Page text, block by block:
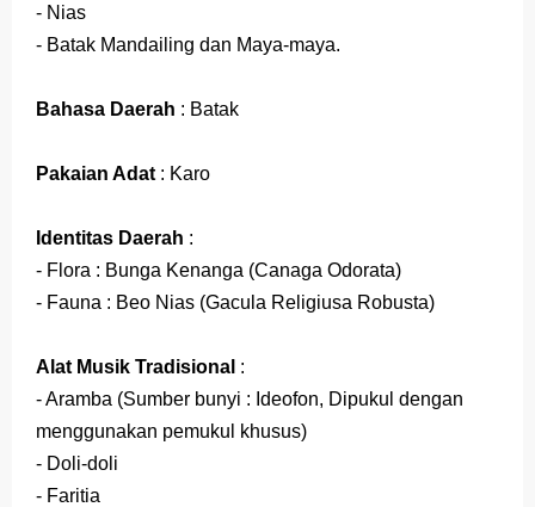
- Nias
- Batak Mandailing dan Maya-maya.
Bahasa Daerah : Batak
Pakaian Adat : Karo
Identitas Daerah :
- Flora : Bunga Kenanga (Canaga Odorata)
- Fauna : Beo Nias (Gacula Religiusa Robusta)
Alat Musik Tradisional :
- Aramba (Sumber bunyi : Ideofon, Dipukul dengan
menggunakan pemukul khusus)
- Doli-doli
- Faritia